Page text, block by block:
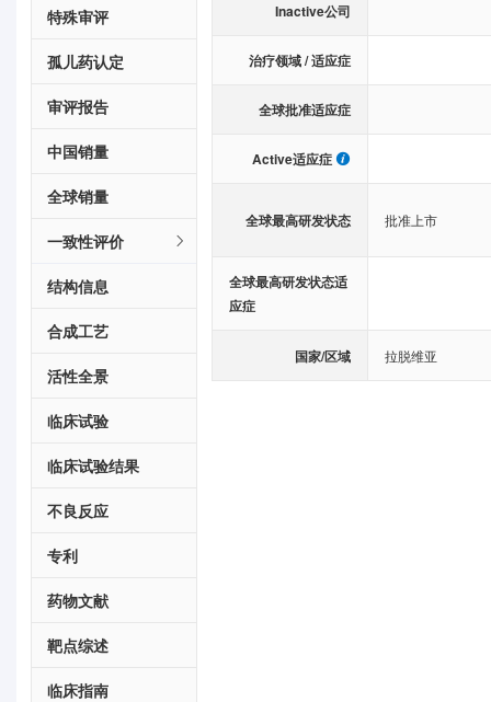
特殊审评
孤儿药认定
审评报告
中国销量
全球销量
一致性评价
结构信息
合成工艺
活性全景
临床试验
临床试验结果
不良反应
专利
药物文献
靶点综述
临床指南
Inactive公司
治疗领域 / 适应症
全球批准适应症
Active适应症
全球最高研发状态 批准上市
全球最高研发状态适
应症
国家/区域 拉脱维亚